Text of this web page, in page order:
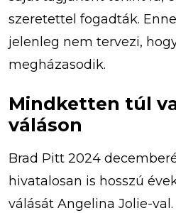
szeretettel fogadták.
jelenleg nem tervezi,
megházasodik.
Mindketten túl
váláson
Brad Pitt 2024
hivatalosan is hosszú
válását Angelina Jolie-